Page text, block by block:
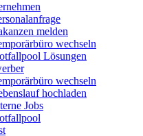
melden
wechseln
Lösungen
wechseln
hochladen
Jobs